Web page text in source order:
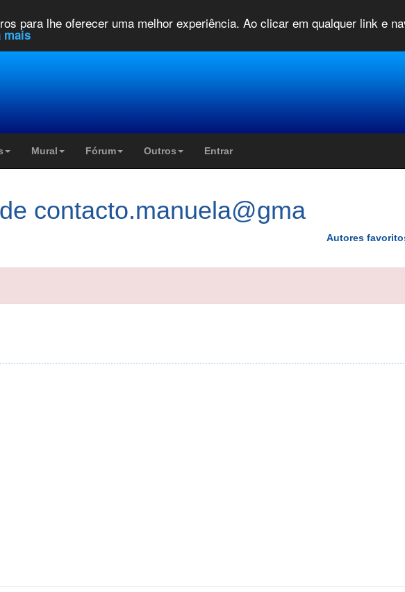
para lhe oferecer uma melhor experiência. Ao clicar em qualquer link e
mais
Mural Fórum Outros Entrar
contacto.manuela@gma
Autores